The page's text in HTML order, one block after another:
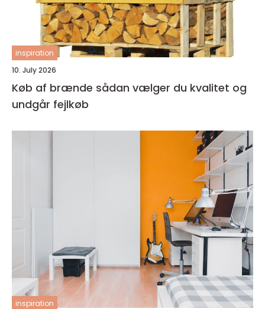
inspiration
10. July 2026
Køb af brænde sådan vælger du kvalitet og
undgår fejlkøb
inspiration